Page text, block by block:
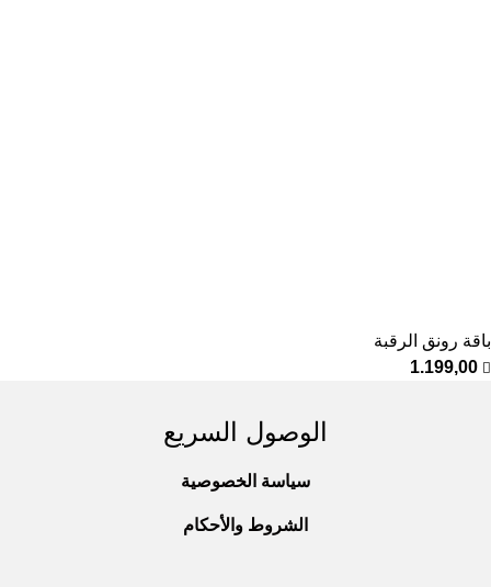
باقة رونق الرقبة
1.199,00
الوصول السريع
سياسة الخصوصية
الشروط والأحكام